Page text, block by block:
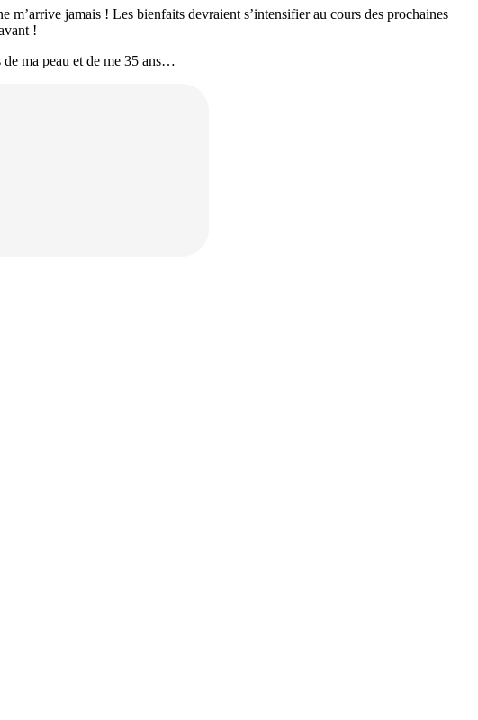
jamais ! Les bienfaits devraient s’intensifier au cours des prochaines
!
de ma peau et de me 35 ans…